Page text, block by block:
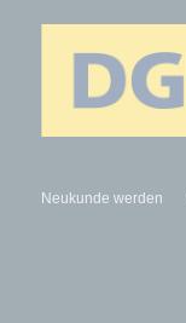
Neukunde werden